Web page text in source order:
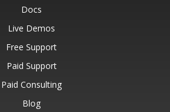
Docs
Live Demos
Free Support
Paid Support
Paid Consulting
Blog